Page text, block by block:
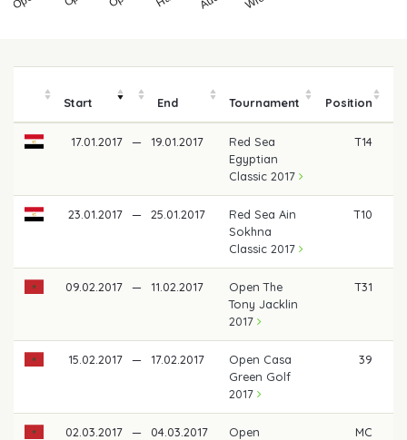
Start End Tournament Position
17.01.2017 — 19.01.2017
Red Sea
Egyptian
Classic 2017
T14
23.01.2017 — 25.01.2017
Red Sea Ain
Sokhna
Classic 2017
T10
09.02.2017 — 11.02.2017
Open The
Tony Jacklin
2017
T31
15.02.2017 — 17.02.2017
Open Casa
Green Golf
2017
39
02.03.2017 — 04.03.2017
Open
MC